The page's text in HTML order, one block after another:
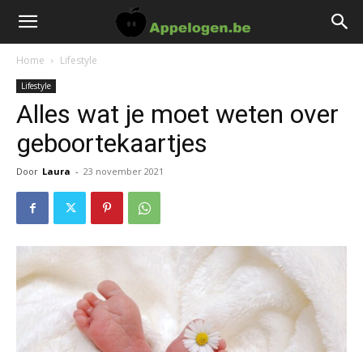
Home Lifestyle
Lifestyle
Alles wat je moet weten over
geboortekaartjes
Door Laura - 23 november 2021